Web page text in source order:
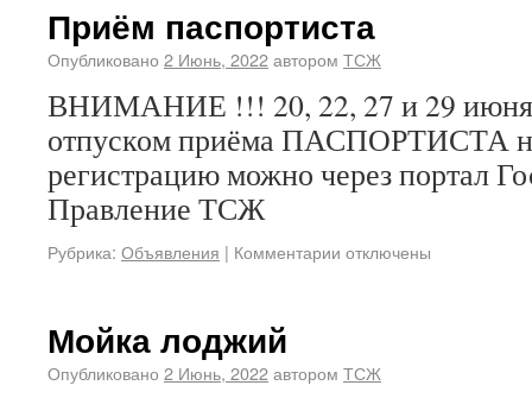
Приём паспортиста
Опубликовано 2 Июнь, 2022автором ТСЖ
ВНИМАНИЕ !!! 20, 22, 27 и 29 июня
отпуском приёма ПАСПОРТИСТА
регистрацию можно через портал
Правление ТСЖ
Рубрика: Объявления | Комментарии отключены
Мойка лоджий
Опубликовано 2 Июнь, 2022автором ТСЖ